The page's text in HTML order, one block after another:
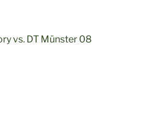
vs. DT Münster 08